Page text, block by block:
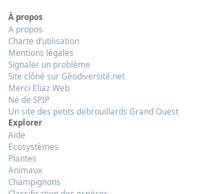
À propos
A propos
Charte d’utilisation
Mentions légales
Signaler un problème
Site clôné sur Géodiversité.net
Merci Eliaz Web
Né de SPIP
Un site des petits débrouillards Grand Ouest
Explorer
Aide
Ecosystèmes
Plantes
Animaux
Champignons